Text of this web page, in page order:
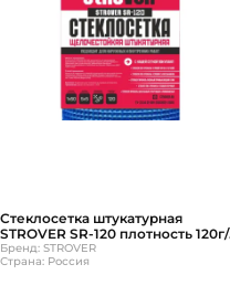
Стеклосетка штукатурная
STROVER SR-120 плотность 120г/
м2 1200Н 4х4мм 1х50м сниий
Бренд: STROVER
Страна: Россия